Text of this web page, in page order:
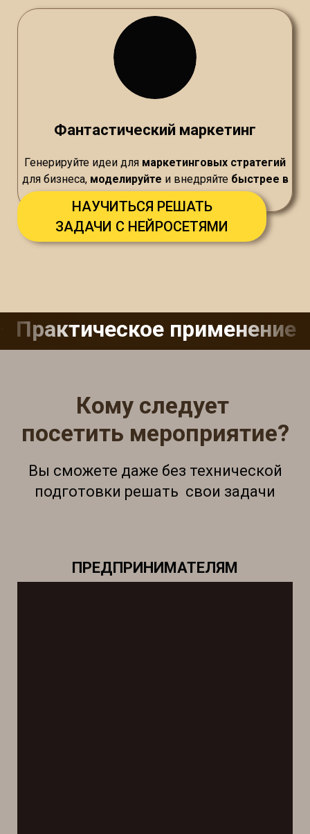
Фантастический маркетинг
Генерируйте идеи для маркетинговых стратегий
для бизнеса, моделируйте и внедряйте быстрее в
10 раз
НАУЧИТЬСЯ РЕШАТЬ
ЗАДАЧИ С НЕЙРОСЕТЯМИ
Практическое применение
Кому следует
посетить мероприятие?
Вы сможете даже без технической
подготовки решать свои задачи
ПРЕДПРИНИМАТЕЛЯМ